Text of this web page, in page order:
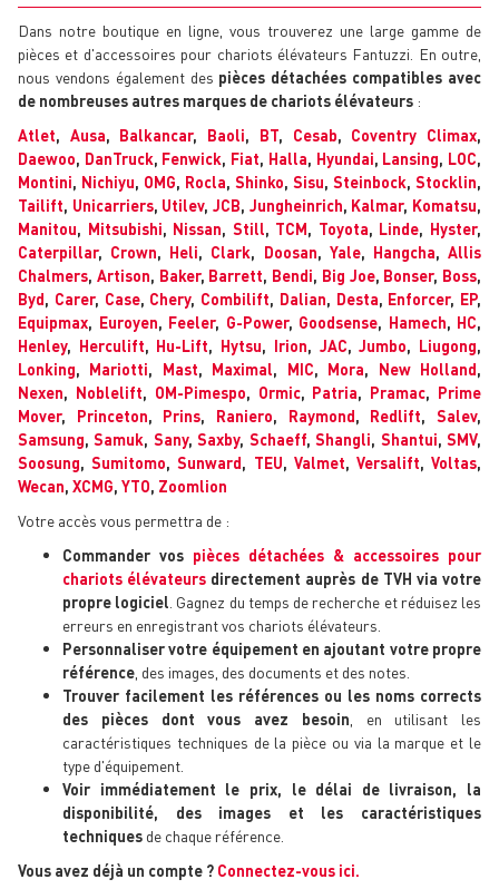
Dans notre boutique en ligne, vous trouverez une large gamme de
pièces et d'accessoires pour chariots élévateurs Fantuzzi. En outre,
nous vendons également des pièces détachées compatibles avec
de nombreuses autres marques de chariots élévateurs :
Atlet, Ausa, Balkancar, Baoli, BT, Cesab, Coventry Climax,
Daewoo, DanTruck, Fenwick, Fiat, Halla, Hyundai, Lansing, LOC,
Montini, Nichiyu, OMG, Rocla, Shinko, Sisu, Steinbock, Stocklin,
Tailift, Unicarriers, Utilev,JCB, Jungheinrich, Kalmar, Komatsu,
Manitou, Mitsubishi, Nissan, Still, TCM, Toyota, Linde, Hyster,
Caterpillar, Crown, Heli, Clark, Doosan, Yale, Hangcha,Allis
Chalmers, Artison, Baker, Barrett, Bendi, Big Joe, Bonser, Boss,
Byd, Carer, Case, Chery, Combilift, Dalian, Desta, Enforcer, EP,
Equipmax, Euroyen, Feeler, G-Power, Goodsense, Hamech, HC,
Henley, Herculift, Hu-Lift, Hytsu, Irion, JAC,Jumbo, Liugong,
Lonking, Mariotti, Mast, Maximal, MIC, Mora, New Holland,
Nexen, Noblelift, OM-Pimespo, Ormic, Patria, Pramac, Prime
Mover, Princeton, Prins, Raniero, Raymond, Redlift,Salev,
Samsung,Samuk, Sany,Saxby, Schaeff,Shangli, Shantui,SMV,
Soosung,Sumitomo,Sunward, TEU, Valmet, Versalift,Voltas,
Wecan, XCMG, YTO, Zoomlion
Votre accès vous permettra de :
Commander vos pièces détachées & accessoires pour
chariots élévateurs directement auprès de TVH via votre
propre logiciel . Gagnez du temps de recherche et réduisez les
erreurs en enregistrant vos chariots élévateurs.
Personnaliser votre équipement en ajoutant votre propre
référence , des images, des documents et des notes.
Trouver facilement les références ou les noms corrects
des pièces dont vous avez besoin , en utilisant les
caractéristiques techniques de la pièce ou via la marque et le
type d'équipement.
Voir immédiatement le prix, le délai de livraison, la
disponibilité, des images et les caractéristiques
techniques de chaque référence.
Vous avez déjà un compte ? Connectez-vous ici.